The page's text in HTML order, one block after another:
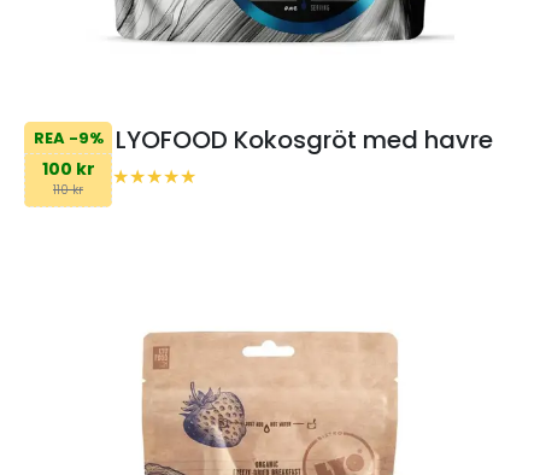
REA -9%
100 kr
110 kr
LYOFOOD Kokosgröt med havre